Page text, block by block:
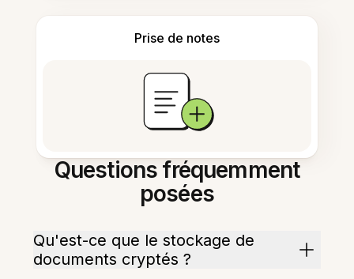
Prise de notes
Questions fréquemment
posées
Qu'est-ce que le stockage de
documents cryptés ?